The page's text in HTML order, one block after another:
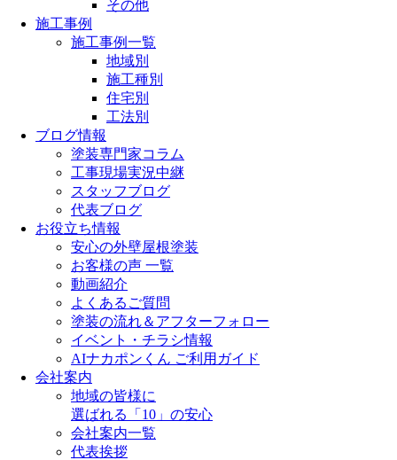
その他
施工事例
施工事例一覧
地域別
施工種別
住宅別
工法別
ブログ情報
塗装専門家コラム
工事現場実況中継
スタッフブログ
代表ブログ
お役立ち情報
安心の外壁屋根塗装
お客様の声 一覧
動画紹介
よくあるご質問
塗装の流れ＆アフターフォロー
イベント・チラシ情報
AIナカポンくん ご利用ガイド
会社案内
地域の皆様に
選ばれる「10」の安心
会社案内一覧
代表挨拶